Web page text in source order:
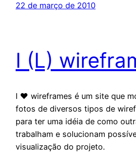
22 de março de 2010
I (L)
I ♥ wireframes é um site que
fotos de diversos tipos de
para ter uma idéia de como
trabalham e solucionam
visualização do projeto.